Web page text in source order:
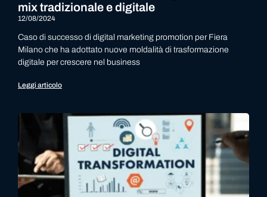
mix tradizionale e digitale
12/08/2024
Caso di successo di digital marketing promotion per Fiera
Milano che ha adottato nuove moldalità di trasformazione
digitale per crescere nel business
Leggi articolo